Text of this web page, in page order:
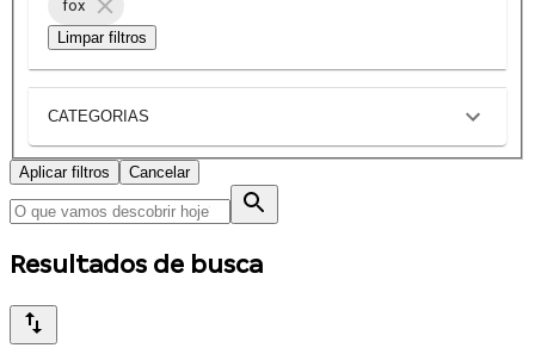
fox
Limpar filtros
CATEGORIAS
Aplicar filtros Cancelar
Resultados de busca